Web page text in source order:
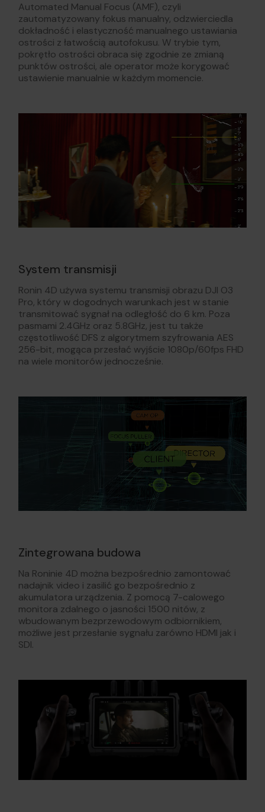
Automated Manual Focus (AMF), czyli
zautomatyzowany fokus manualny, odzwierciedla
dokładność i elastyczność manualnego ustawiania
ostrości z łatwością autofokusu. W trybie tym,
pokrętło ostrości obraca się zgodnie ze zmianą
punktów ostrości, ale operator może korygować
ustawienie manualnie w każdym momencie.
System transmisji
Ronin 4D używa systemu transmisji obrazu DJI O3
Pro, który w dogodnych warunkach jest w stanie
transmitować sygnał na odległość do 6 km. Poza
pasmami 2.4GHz oraz 5.8GHz, jest tu także
częstotliwość DFS z algorytmem szyfrowania AES
256-bit, mogąca przesłać wyjście 1080p/60fps FHD
na wiele monitorów jednocześnie.
Zintegrowana budowa
Na Roninie 4D można bezpośrednio zamontować
nadajnik video i zasilić go bezpośrednio z
akumulatora urządzenia. Z pomocą 7-calowego
monitora zdalnego o jasności 1500 nitów, z
wbudowanym bezprzewodowym odbiornikiem,
możliwe jest przesłanie sygnału zarówno HDMI jak i
SDI.